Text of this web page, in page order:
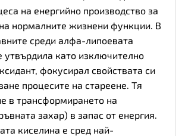
на енергийно производство за
нормалните жизнени функции. В
среди алфа-липоевата
утвърдила като изключително
фокусирал свойствата си
процесите на стареене. Тя
в трансформирането на
захар) в запас от енергия.
киселина е сред най-